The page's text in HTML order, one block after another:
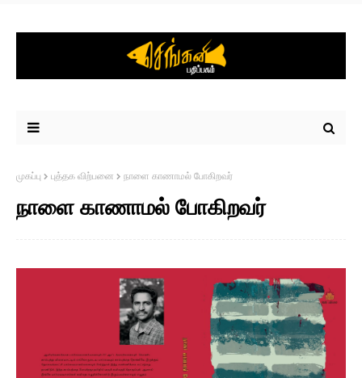
முகப்பு புத்தக விற்பனை நாளை காணாமல் போகிறவர்
நாளை காணாமல் போகிறவர்